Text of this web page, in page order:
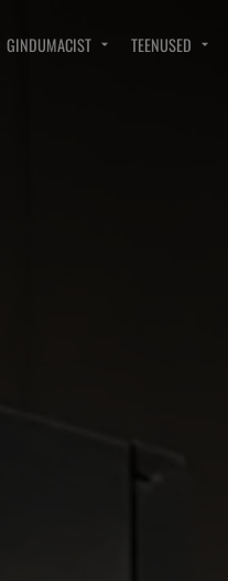
GINDUMACIST TEENUSED